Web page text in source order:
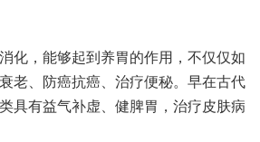
化，能够起到养胃的作用，不仅仅如
老、防癌抗癌、治疗便秘。早在古代
具有益气补虚、健脾胃，治疗皮肤病